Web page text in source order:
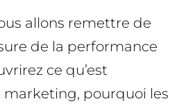
allons remettre de
de la performance
ce qu’est
marketing, pourquoi les